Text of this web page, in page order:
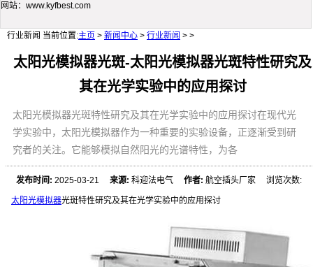
网站：www.kyfbest.com
行业新闻 当前位置:主页 > 新闻中心 > 行业新闻 > >
太阳光模拟器光斑-太阳光模拟器光斑特性研究及
其在光学实验中的应用探讨
太阳光模拟器光斑特性研究及其在光学实验中的应用探讨在现代光
学实验中，太阳光模拟器作为一种重要的实验设备，正逐渐受到研
究者的关注。它能够模拟自然阳光的光谱特性，为各
发布时间: 2025-03-21来源: 科迎法电气作者: 航空插头厂家 浏览次数:
太阳光模拟器光斑特性研究及其在光学实验中的应用探讨